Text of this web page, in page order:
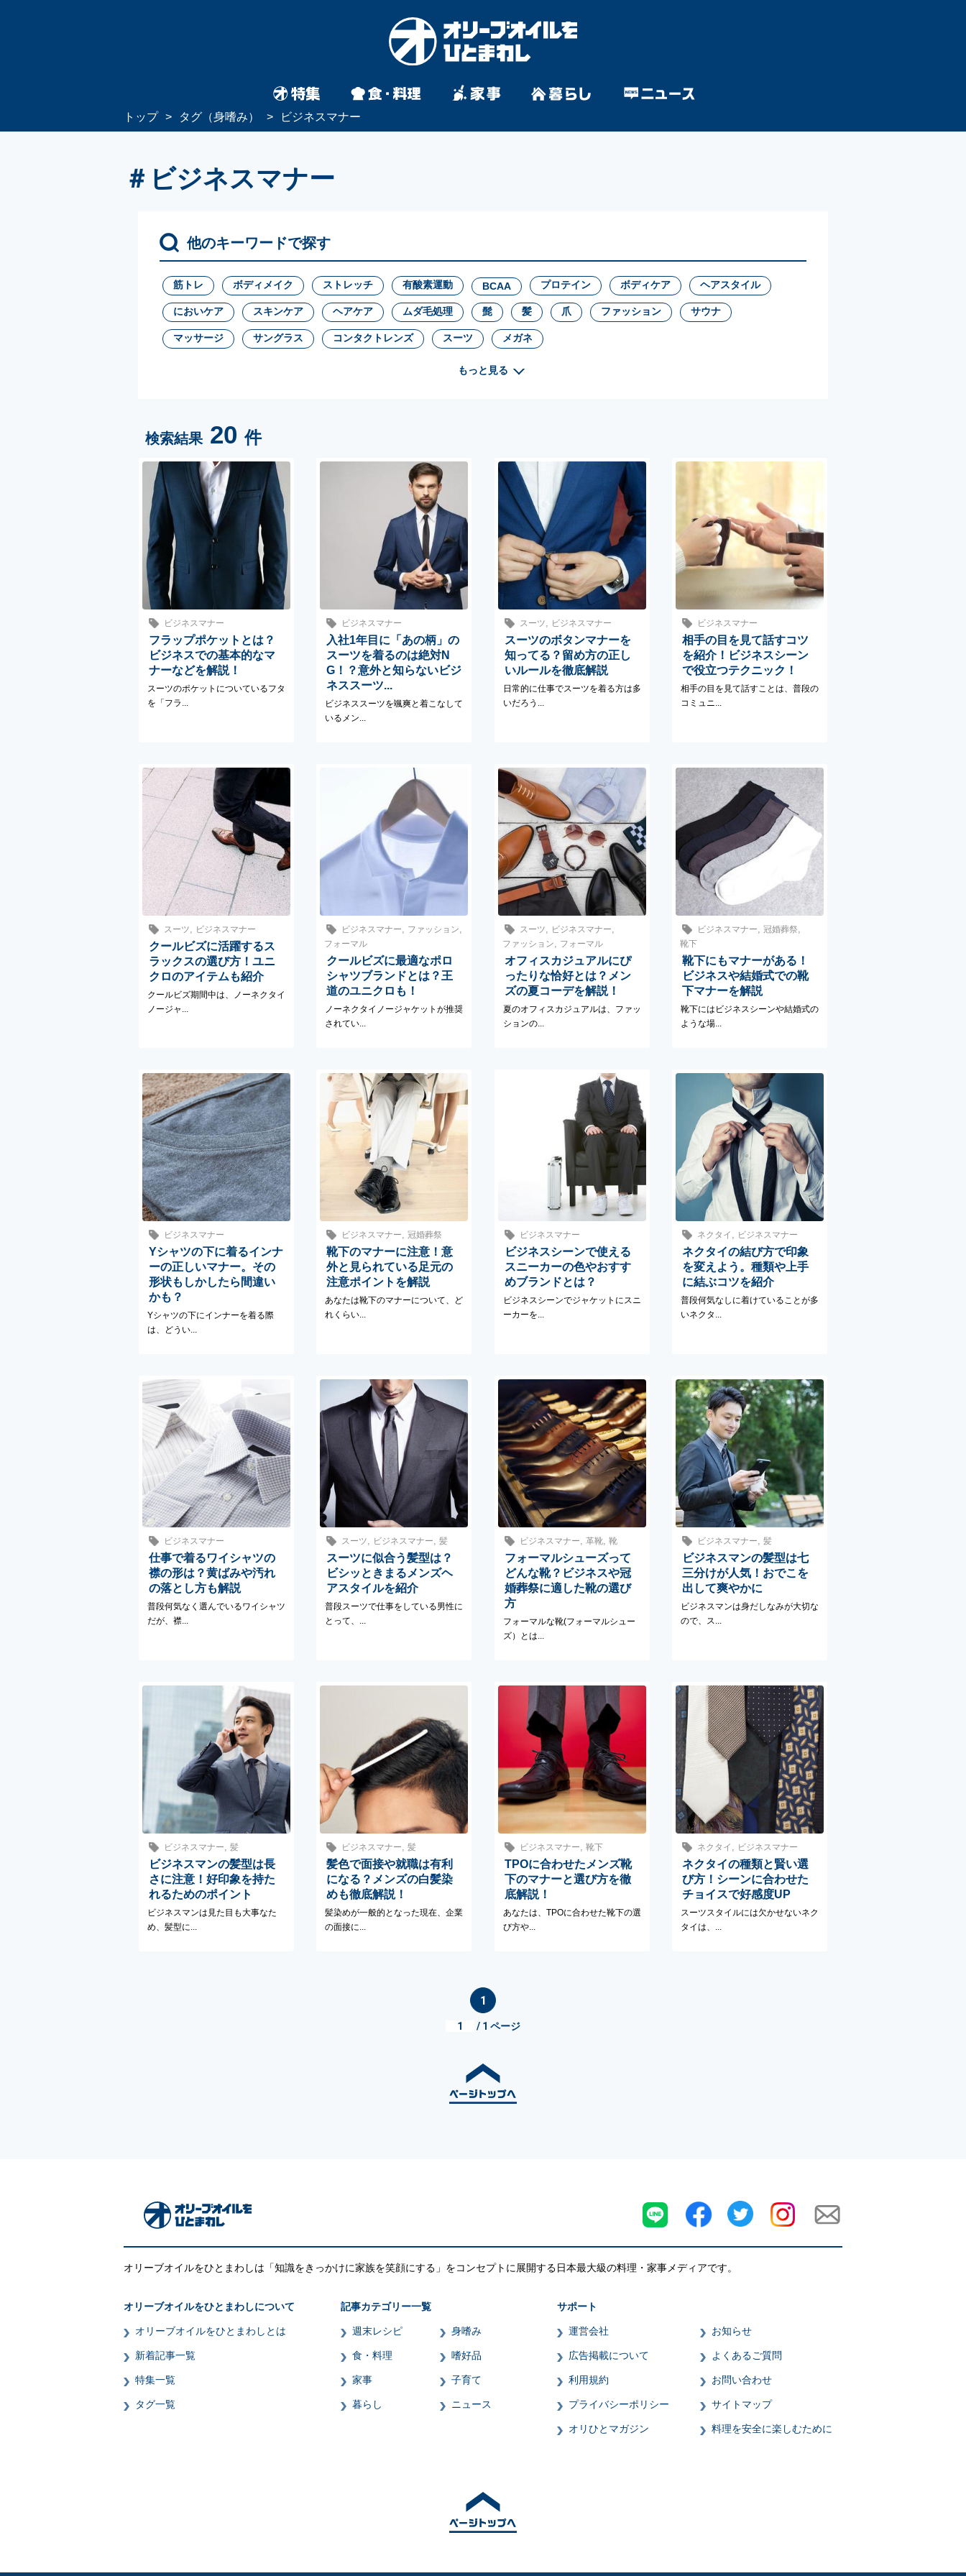
トップ タグ（身嗜み） ビジネスマナー
＃ビジネスマナー
他のキーワードで探す
筋トレ ボディメイク ストレッチ 有酸素運動 BCAA プロテイン ボディケア ヘアスタイル
においケア スキンケア ヘアケア ムダ毛処理 髭 髪 爪 ファッション サウナ
マッサージ サングラス コンタクトレンズ スーツ メガネ
もっと見る
検索結果 20 件
ビジネスマナー
フラップポケットとは？
ビジネスでの基本的なマ
ナーなどを解説！
スーツのポケットについているフタ
を「フラ...
ビジネスマナー
入社1年目に「あの柄」の
スーツを着るのは絶対N
G！？意外と知らないビジ
ネススーツ...
ビジネススーツを颯爽と着こなして
いるメン...
スーツ ビジネスマナー
スーツのボタンマナーを
知ってる？留め方の正し
いルールを徹底解説
日常的に仕事でスーツを着る方は多
いだろう...
ビジネスマナー
相手の目を見て話すコツ
を紹介！ビジネスシーン
で役立つテクニック！
相手の目を見て話すことは、普段の
コミュニ...
スーツ ビジネスマナー
クールビズに活躍するス
ラックスの選び方！ユニ
クロのアイテムも紹介
クールビズ期間中は、ノーネクタイ
ノージャ...
ビジネスマナー ファッション
フォーマル
クールビズに最適なポロ
シャツブランドとは？王
道のユニクロも！
ノーネクタイノージャケットが推奨
されてい...
スーツ ビジネスマナー
ファッション フォーマル
オフィスカジュアルにぴ
ったりな恰好とは？メン
ズの夏コーデを解説！
夏のオフィスカジュアルは、ファッ
ションの...
ビジネスマナー 冠婚葬祭
靴下
靴下にもマナーがある！
ビジネスや結婚式での靴
下マナーを解説
靴下にはビジネスシーンや結婚式の
ような場...
ビジネスマナー
Yシャツの下に着るインナ
ーの正しいマナー。その
形状もしかしたら間違い
かも？
Yシャツの下にインナーを着る際
は、どうい...
ビジネスマナー 冠婚葬祭
靴下のマナーに注意！意
外と見られている足元の
注意ポイントを解説
あなたは靴下のマナーについて、ど
れくらい...
ビジネスマナー
ビジネスシーンで使える
スニーカーの色やおすす
めブランドとは？
ビジネスシーンでジャケットにスニ
ーカーを...
ネクタイ ビジネスマナー
ネクタイの結び方で印象
を変えよう。種類や上手
に結ぶコツを紹介
普段何気なしに着けていることが多
いネクタ...
ビジネスマナー
仕事で着るワイシャツの
襟の形は？黄ばみや汚れ
の落とし方も解説
普段何気なく選んでいるワイシャツ
だが、襟...
スーツ ビジネスマナー 髪
スーツに似合う髪型は？
ビシッときまるメンズヘ
アスタイルを紹介
普段スーツで仕事をしている男性に
とって、...
ビジネスマナー 革靴, 靴
フォーマルシューズって
どんな靴？ビジネスや冠
婚葬祭に適した靴の選び
方
フォーマルな靴(フォーマルシュー
ズ）とは...
ビジネスマナー 髪
ビジネスマンの髪型は七
三分けが人気！おでこを
出して爽やかに
ビジネスマンは身だしなみが大切な
ので、ス...
ビジネスマナー 髪
ビジネスマンの髪型は長
さに注意！好印象を持た
れるためのポイント
ビジネスマンは見た目も大事なた
め、髪型に...
ビジネスマナー 髪
髪色で面接や就職は有利
になる？メンズの白髪染
めも徹底解説！
髪染めが一般的となった現在、企業
の面接に...
ビジネスマナー 靴下
TPOに合わせたメンズ靴
下のマナーと選び方を徹
底解説！
あなたは、TPOに合わせた靴下の選
び方や...
ネクタイ ビジネスマナー
ネクタイの種類と賢い選
び方！シーンに合わせた
チョイスで好感度UP
スーツスタイルには欠かせないネク
タイは、...
1
/ 1 ページ
オリーブオイルをひとまわしは「知識をきっかけに家族を笑顔にする」をコンセプトに展開する日本最大級の料理・家事メディアです。
オリーブオイルをひとまわしについて
オリーブオイルをひとまわしとは
新着記事一覧
特集一覧
タグ一覧
記事カテゴリー一覧
週末レシピ 身嗜み
食・料理 嗜好品
家事 子育て
暮らし ニュース
サポート
お知らせ
運営会社
よくあるご質問
広告掲載について
お問い合わせ
利用規約
サイトマップ
プライバシーポリシー
料理を安全に楽しむために
オリひとマガジン